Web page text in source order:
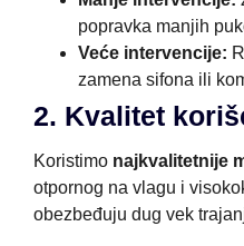
popravka manjih
Veće intervencije:
zamena sifona ili
2. Kvalitet
Koristimo najkvalitetnije
otpornog na vlagu i
obezbeđuju dug vek